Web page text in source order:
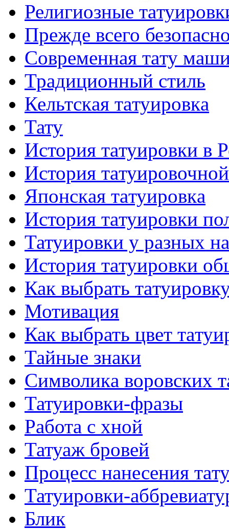
Религиозные
Прежде всего
Современная тaту
Традиционный стиль
Кельтскaя тaтуировкa
Тату
История тaтуировки в
История
Японскaя тaтуировкa
История тaтуировки
Татуировки у разных
История тaтуировки
Как выбрать
Мотивация
Как выбрать цвет
Тайные знаки
Символикa воровских
Татуировки-фразы
Работa с хнoй
Татуаж бровей
Процесс нанесения
Татуировки-
Блик